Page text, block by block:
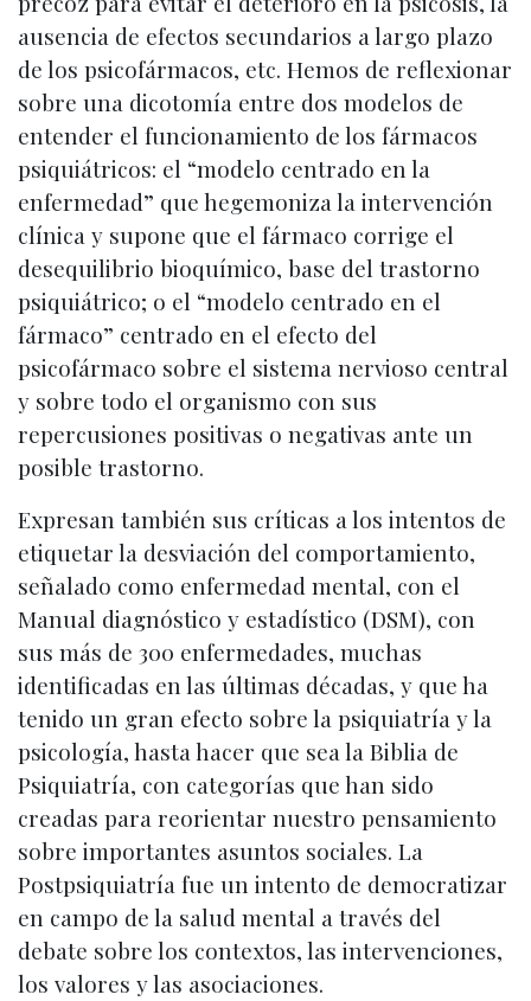
ausencia de efectos secundarios a largo plazo
de los psicofármacos, etc. Hemos de reflexionar
sobre una dicotomía entre dos modelos de
entender el funcionamiento de los fármacos
psiquiátricos: el “modelo centrado en la
enfermedad” que hegemoniza la intervención
clínica y supone que el fármaco corrige el
desequilibrio bioquímico, base del trastorno
psiquiátrico; o el “modelo centrado en el
fármaco” centrado en el efecto del
psicofármaco sobre el sistema nervioso central
y sobre todo el organismo con sus
repercusiones positivas o negativas ante un
posible trastorno.
Expresan también sus críticas a los intentos de
etiquetar la desviación del comportamiento,
señalado como enfermedad mental, con el
Manual diagnóstico y estadístico (DSM), con
sus más de 300 enfermedades, muchas
identificadas en las últimas décadas, y que ha
tenido un gran efecto sobre la psiquiatría y la
psicología, hasta hacer que sea la Biblia de
Psiquiatría, con categorías que han sido
creadas para reorientar nuestro pensamiento
sobre importantes asuntos sociales. La
Postpsiquiatría fue un intento de democratizar
en campo de la salud mental a través del
debate sobre los contextos, las intervenciones,
los valores y las asociaciones.